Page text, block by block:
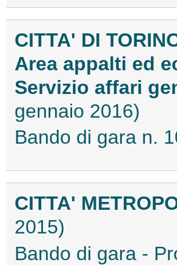
CITTA' DI
Area appalti ed
Servizio affari
gennaio 2016)
Bando di gara n.
CITTA'
2015)
Bando di gara -